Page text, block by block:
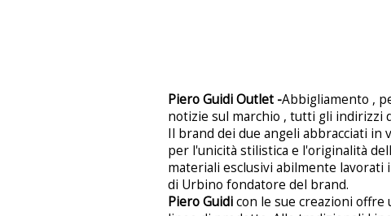
Piero Guidi Outlet -Abbigliamento ,
notizie sul marchio , tutti gli indirizzi
Il brand dei due angeli abbracciati in
per l'unicità stilistica e l'originalità
materiali esclusivi abilmente
di Urbino fondatore del brand.
Piero Guidicon le sue creazioni